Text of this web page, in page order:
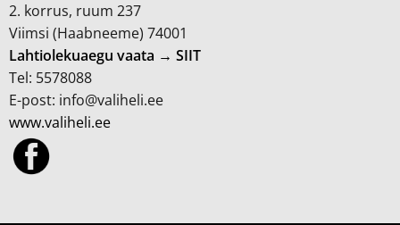
2. korrus, ruum 237
Viimsi (Haabneeme) 74001
Lahtiolekuaegu vaata → SIIT
Tel: 5578088
E-post: info@valiheli.ee
www.valiheli.ee